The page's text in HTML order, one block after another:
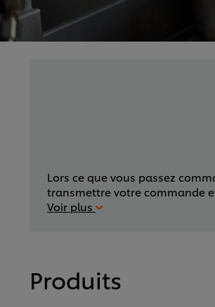
Lors ce que vous passez
transmettre votre commande
Voir plus
Produits